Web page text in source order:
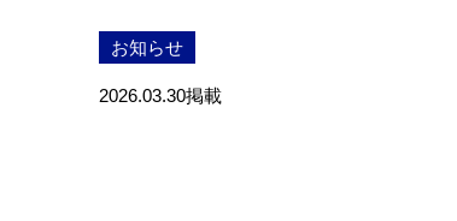
お知らせ
2026.03.30掲載